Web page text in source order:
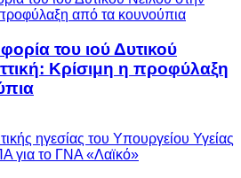
του ιού Δυτικού
Κρίσιμη η προφύλαξη